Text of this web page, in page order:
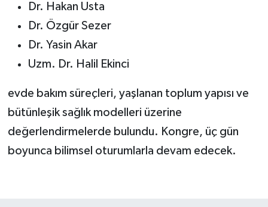
Dr. Hakan Usta
Dr. Özgür Sezer
Dr. Yasin Akar
Uzm. Dr. Halil Ekinci
evde bakım süreçleri, yaşlanan toplum yapısı ve
bütünleşik sağlık modelleri üzerine
değerlendirmelerde bulundu. Kongre, üç gün
boyunca bilimsel oturumlarla devam edecek.